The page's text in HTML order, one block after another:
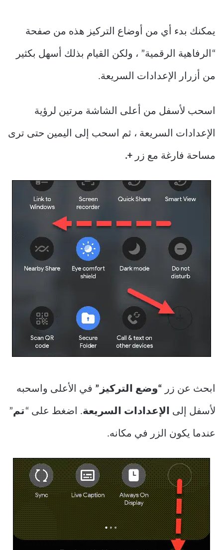
يمكنك بدء أي من أوضاع التركيز هذه من صفحة
“الرفاهية الرقمية” ، ولكن القيام بذلك أسهل بكثير
من أزرار الإعدادات السريعة.
اسحب لأسفل من أعلى الشاشة مرتين لرؤية
الإعدادات السريعة ، ثم اسحب إلى اليمين حتى ترى
مساحة فارغة مع زر +.
ابحث عن زر “وضع التركيز” في الأعلى واسحبه
لأسفل إلى الإعدادات السريعة. اضغط على “ تم”
عندما يكون الزر في مكانه.